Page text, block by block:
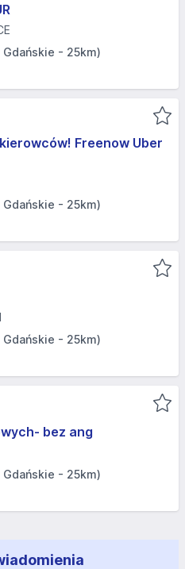
- 25km)
Freenow Uber
- 25km)
- 25km)
bez ang
- 25km)